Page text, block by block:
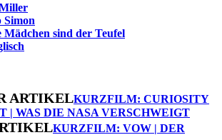
Simon
Mädchen sind der Teufel
ARTIKELKURZFILM: CURIOSITY
| WAS DIE NASA VERSCHWEIGT
KURZFILM: VOW | DER